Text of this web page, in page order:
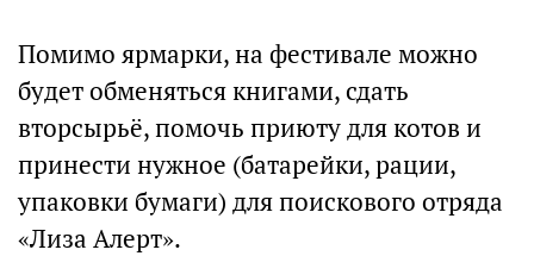
Помимо ярмарки, на фестивале можно
будет обменяться книгами, сдать
вторсырьё, помочь приюту для котов и
принести нужное (батарейки, рации,
упаковки бумаги) для поискового отряда
«Лиза Алерт».